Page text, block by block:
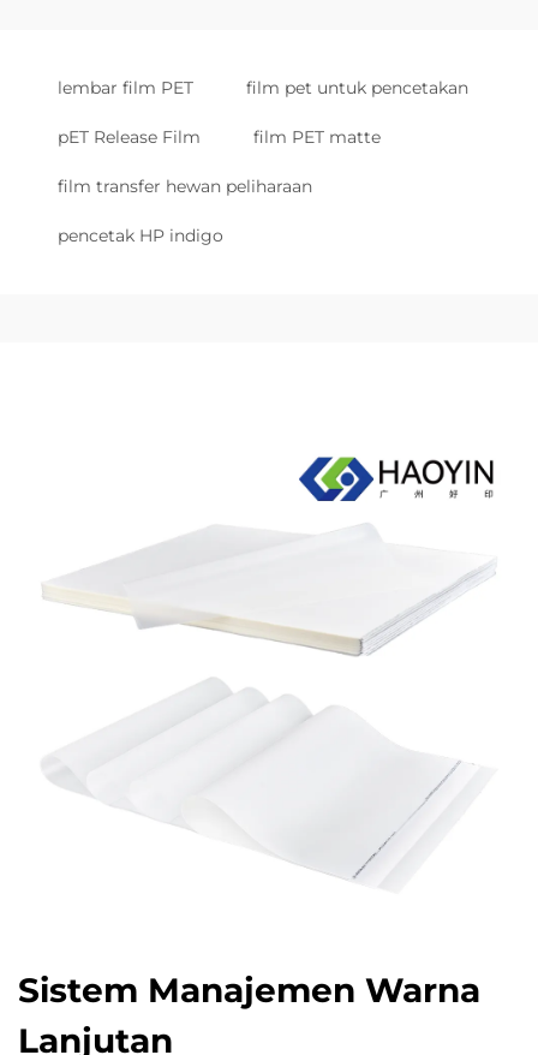
lembar film PET film pet untuk pencetakan
pET Release Film film PET matte
film transfer hewan peliharaan
pencetak HP indigo
Sistem Manajemen Warna
Lanjutan